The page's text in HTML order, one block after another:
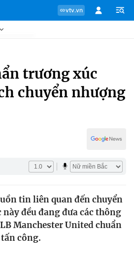
vtv.vn
trương xúc
chuyển nhượng
tin liên quan đến chuyển
đều đang đưa các thông
Manchester United chuẩn
công.